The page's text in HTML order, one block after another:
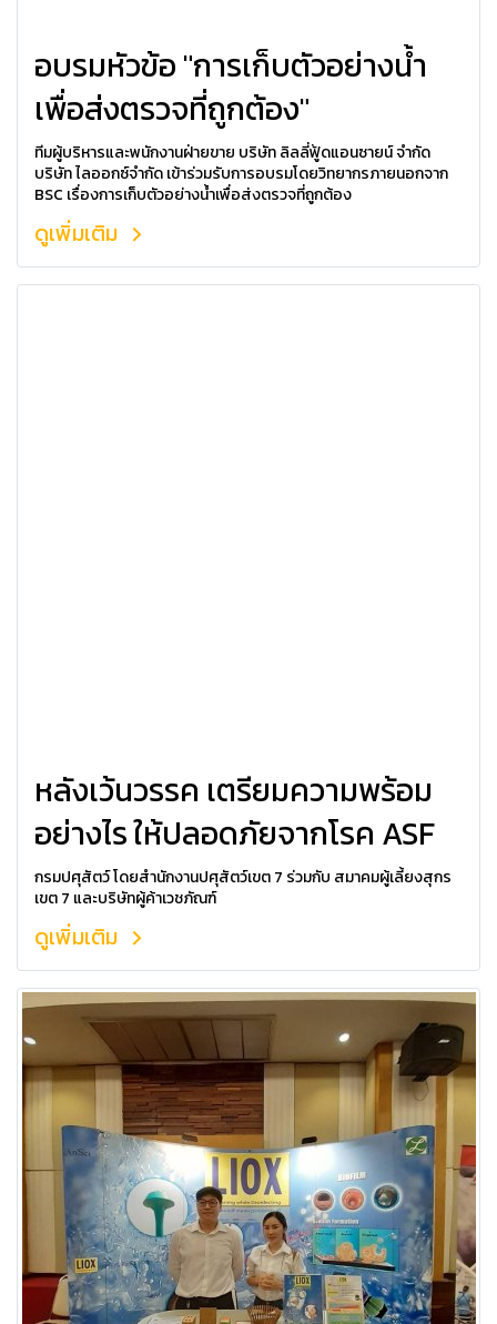
อบรมหัวข้อ "การเก็บตัวอย่างน้ำ
เพื่อส่งตรวจที่ถูกต้อง"
ทีมผู้บริหารและพนักงานฝ่ายขาย บริษัท ลิลลี่ฟู้ดแอนซายน์ จำกัด
บริษัท ไลออกซ์จำกัด เข้าร่วมรับการอบรมโดยวิทยากรภายนอกจาก
BSC เรื่องการเก็บตัวอย่างน้ำเพื่อส่งตรวจที่ถูกต้อง
ดูเพิ่มเติม
หลังเว้นวรรค เตรียมความพร้อม
อย่างไร ให้ปลอดภัยจากโรค ASF
กรมปศุสัตว์ โดยสำนักงานปศุสัตว์เขต 7 ร่วมกับ สมาคมผู้เลี้ยงสุกร
เขต 7 และบริษัทผู้ค้าเวชภัณฑ์
ดูเพิ่มเติม